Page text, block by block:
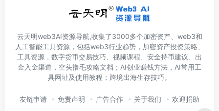
云天明web3AI资源导航,收集了3000多个加密资产、web3和
人工智能工具资源，包括web3行业趋势，加密资产投资策略、
工具资源，数字货币交易技巧、视频课程、安全持币建议、出
金入金渠道，空头撸毛攻略文档；AI创业赚钱方法，AI常用工
具网址及使用教程；跨境出海生存技巧。
友链申请 免责声明 广告合作 关于我们 欢迎捐助